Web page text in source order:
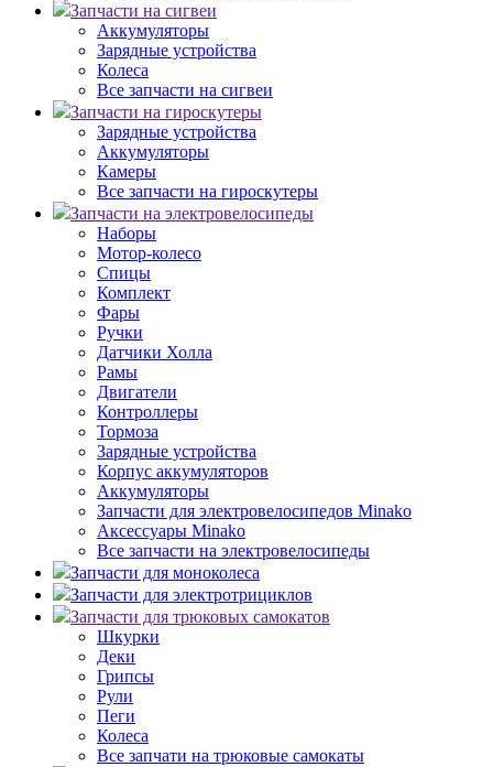
Запчасти на сигвеи
Аккумуляторы
Зарядные устройства
Колеса
Все запчасти на сигвеи
Запчасти на гироскутеры
Зарядные устройства
Аккумуляторы
Камеры
Все запчасти на гироскутеры
Запчасти на электровелосипеды
Наборы
Мотор-колесо
Спицы
Комплект
Фары
Ручки
Датчики Холла
Рамы
Двигатели
Контроллеры
Тормоза
Зарядные устройства
Корпус аккумуляторов
Аккумуляторы
Запчасти для электровелосипедов Minako
Аксессуары Minako
Все запчасти на электровелосипеды
Запчасти для моноколеса
Запчасти для электротрициклов
Запчасти для трюковых самокатов
Шкурки
Деки
Грипсы
Рули
Пеги
Колеса
Все запчати на трюковые самокаты